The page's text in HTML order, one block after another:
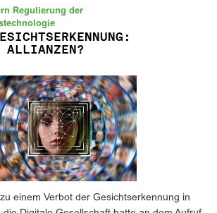
Regulierung der
ALLIANZEN?
einem Verbot der Gesichtserkennung in